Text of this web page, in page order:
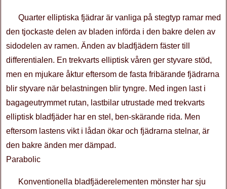
Quarter elliptiska fjädrar är vanliga på stegtyp ramar med
den tjockaste delen av bladen införda i den bakre delen av
sidodelen av ramen. Änden av bladfjädern fäster till
differentialen. En trekvarts elliptisk våren ger styvare stöd,
men en mjukare åktur eftersom de fasta fribärande fjädrarna
blir styvare när belastningen blir tyngre. Med ingen last i
bagageutrymmet rutan, lastbilar utrustade med trekvarts
elliptisk bladfjäder har en stel, ben-skärande rida. Men
eftersom lastens vikt i lådan ökar och fjädrarna stelnar, är
den bakre änden mer dämpad.
Parabolic
Konventionella bladfjäderelementen mönster har sju